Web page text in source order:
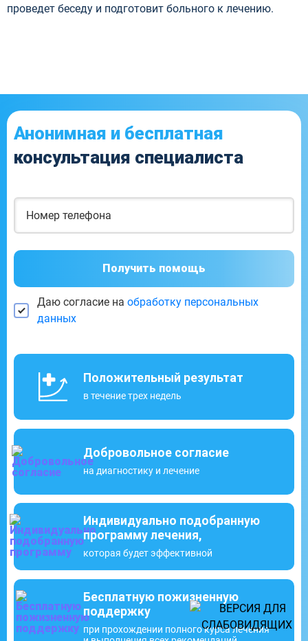
проведет беседу и подготовит больного к лечению.
Анонимная и бесплатная
консультация специалиста
Получить помощь
Даю согласие на обработку персональных
данных
Положительный результат
в течение трех недель
Добровольное согласие
на диагностику и лечение
Индивидуально подобранную
программу лечения,
которая будет эффективной
Бесплатную пожизненную
поддержку
при прохождении полного курса лечения